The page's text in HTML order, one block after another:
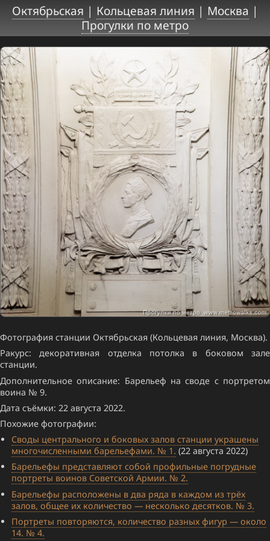
Октябрьская | Кольцевая линия | Москва |
Прогулки по метро
Фотография станции Октябрьская (Кольцевая линия, Москва).
Ракурс: декоративная отделка потолка в боковом зале
станции.
Дополнительное описание: Барельеф на своде с портретом
воина № 9.
Дата съёмки: 22 августа 2022.
Похожие фотографии:
Своды центрального и боковых залов станции украшены
многочисленными барельефами. № 1. (22 августа 2022)
Барельефы представляют собой профильные погрудные
портреты воинов Советской Армии. № 2.
Барельефы расположены в два ряда в каждом из трёх
залов, общее их количество — несколько десятков. № 3.
Портреты повторяются, количество разных фигур — около
14. № 4.